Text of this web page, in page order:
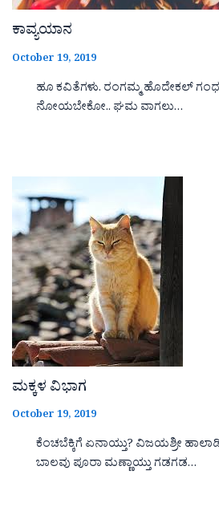
ಕಾವ್ಯಯಾನ
October 19, 2019
ಹೂ ಕವಿತೆಗಳು. ರಂಗಮ್ಮ ಹೊದೇಕಲ್
ನೋಯಬೇಕೋ.. ಘಮ ವಾಗಲು…
ಮಕ್ಕಳ ವಿಭಾಗ
October 19, 2019
ಕೆಂಚಬೆಕ್ಕಿಗೆ ಏನಾಯ್ತು? ವಿಜಯಶ್ರೀ
ಬಾಲವು ಪೂರಾ ಮಣ್ಣಾಯ್ತು ಗಡಗಡ…